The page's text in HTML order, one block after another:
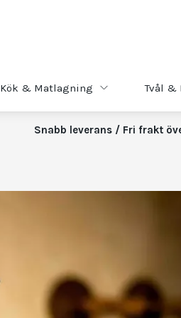
Kök & Matlagning Tvål &
Snabb leverans / Fri frakt